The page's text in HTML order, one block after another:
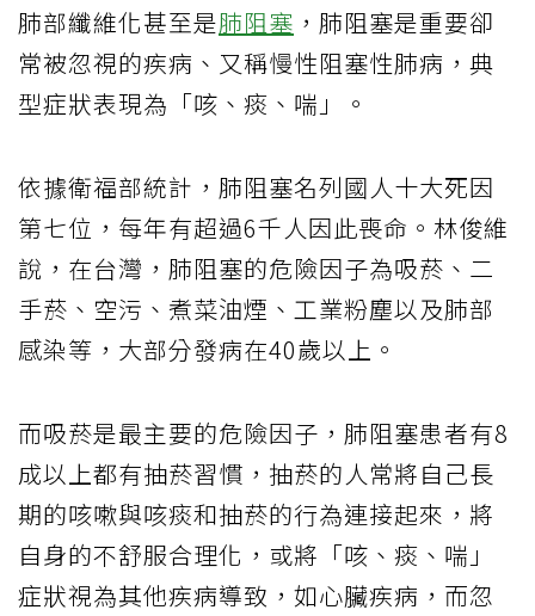
肺部纖維化甚至是肺阻塞 ，肺阻塞是重要卻
常被忽視的疾病、又稱慢性阻塞性肺病，典
型症狀表現為「咳、痰、喘」。
依據衛福部統計，肺阻塞名列國人十大死因
第七位，每年有超過6千人因此喪命。林俊維
說，在台灣，肺阻塞的危險因子為吸菸、二
手菸、空污、煮菜油煙、工業粉塵以及肺部
感染等，大部分發病在40歲以上。
而吸菸是最主要的危險因子，肺阻塞患者有8
成以上都有抽菸習慣，抽菸的人常將自己長
期的咳嗽與咳痰和抽菸的行為連接起來，將
自身的不舒服合理化，或將「咳、痰、喘」
症狀視為其他疾病導致，如心臟疾病，而忽